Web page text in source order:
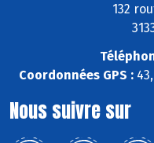
132
Coordonnées GPS :
Nous suivre sur